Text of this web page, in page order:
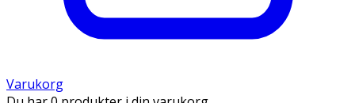
Varukorg